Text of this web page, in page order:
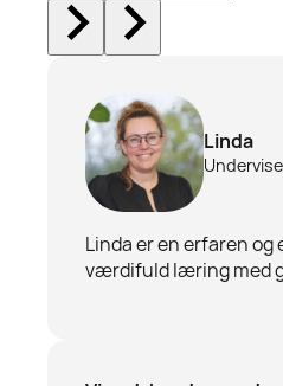
Linda
Linda er en erfaren
værdifuld læring med